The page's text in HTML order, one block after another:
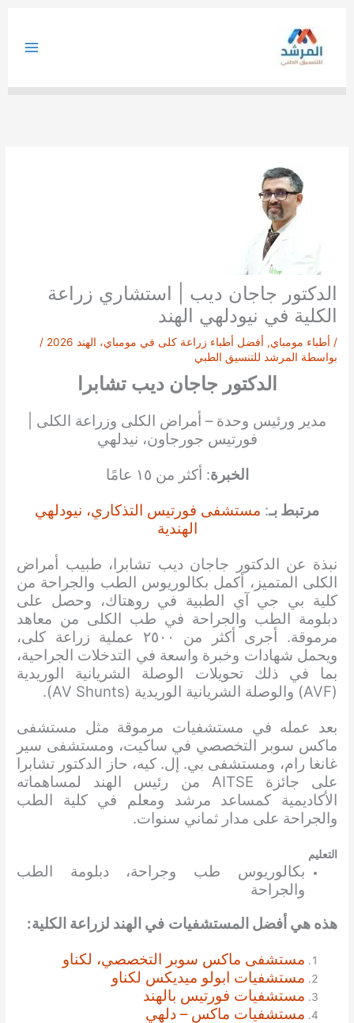
الدكتور جاجان ديب | استشاري زراعة
الكلية في نيودلهي الهند
/ أطباء مومباي, أفضل أطباء زراعة كلى في مومباي، الهند 2026
/
بواسطة المرشد للتنسيق الطبي
الدكتور جاجان ديب تشابرا
مدير ورئيس وحدة – أمراض الكلى وزراعة الكلى |
فورتيس جورجاون، نيدلهي
الخبرة: أكثر من ١٥ عامًا
مرتبط بـ: مستشفى فورتيس التذكاري، نيودلهي
الهندية
نبذة عن الدكتور جاجان ديب تشابرا، طبيب أمراض
الكلى المتميز، أكمل بكالوريوس الطب والجراحة من
كلية بي جي آي الطبية في روهتاك، وحصل على
دبلومة الطب والجراحة في طب الكلى من معاهد
مرموقة. أجرى أكثر من ٢٥٠٠ عملية زراعة كلى،
ويحمل شهادات وخبرة واسعة في التدخلات الجراحية،
بما في ذلك تحويلات الوصلة الشريانية الوريدية
(AVF) والوصلة الشريانية الوريدية (AV Shunts).
بعد عمله في مستشفيات مرموقة مثل مستشفى
ماكس سوبر التخصصي في ساكيت، ومستشفى سير
غانغا رام، ومستشفى بي. إل. كيه، حاز الدكتور تشابرا
على جائزة AITSE من رئيس الهند لمساهماته
الأكاديمية كمساعد مرشد ومعلم في كلية الطب
والجراحة على مدار ثماني سنوات.
التعليم
بكالوريوس طب وجراحة، دبلومة الطب
والجراحة
هذه هي أفضل المستشفيات في الهند لزراعة الكلية:
مستشفى ماكس سوبر التخصصي، لكناو
مستشفيات ابولو ميديكس لكناو
مستشفيات فورتيس بالهند
مستشفيات ماكس – دلهي